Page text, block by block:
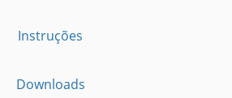
Instruções
Downloads